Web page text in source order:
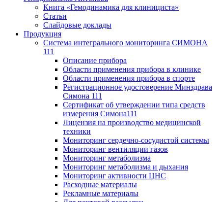
Книга «Гемодинамика для клинициста»
Статьи
Слайдовые доклады
Продукция
Система интегрального мониторинга СИМОНА
111
Описание прибора
Области применения прибора в клинике
Области применения прибора в спорте
Регистрационное удостоверение Минздрава
Симона 111
Сертификат об утверждении типа средств
измерения Симона111
Лицензия на производство медицинской
техники
Мониторинг сердечно-сосудистой системы
Мониторинг вентиляции газов
Мониторинг метаболизма
Мониторинг метаболизма и дыхания
Мониторинг активности ЦНС
Расходные материалы
Рекламные материалы